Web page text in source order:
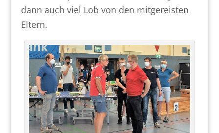
dann auch viel Lob von den mitgereisten
Eltern.